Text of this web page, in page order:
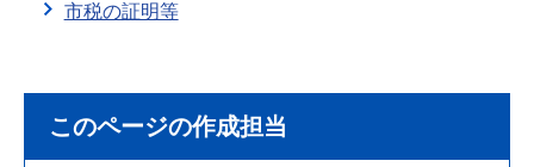
市税の証明等
このページの作成担当